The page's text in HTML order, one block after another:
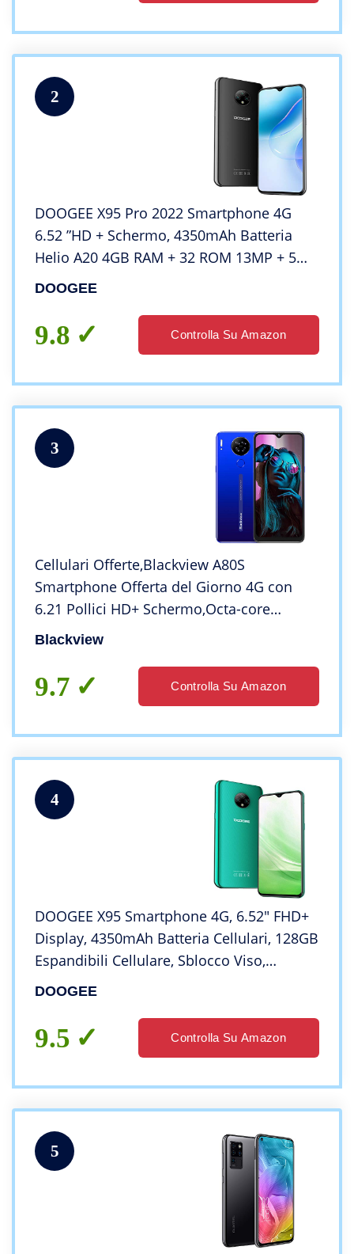
2
DOOGEE X95 Pro 2022 Smartphone 4G
6.52 ”HD + Schermo, 4350mAh Batteria
Helio A20 4GB RAM + 32 ROM 13MP + 5MP
Fotocamera Dual SIM Android 10
DOOGEE
9.8 Controlla Su Amazon
3
Cellulari Offerte,Blackview A80S
Smartphone Offerta del Giorno 4G con
6.21 Pollici HD+ Schermo,Octa-core
4GB/64GB,13MP Quattro
Dual SIM Telefoni Cellulari-Blu
Blackview
9.7 Controlla Su Amazon
4
DOOGEE X95 Smartphone 4G, 6.52″ FHD+
Display, 4350mAh Batteria Cellulari, 128GB
Espandibili Cellulare, Sblocco Viso,
13MP+5MP, 16GB ROM, Dual SIM Telefoni
DOOGEE
9.5 Controlla Su Amazon
5